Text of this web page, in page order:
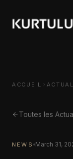
ACCUEIL
Toutes les
NEWS March 31,